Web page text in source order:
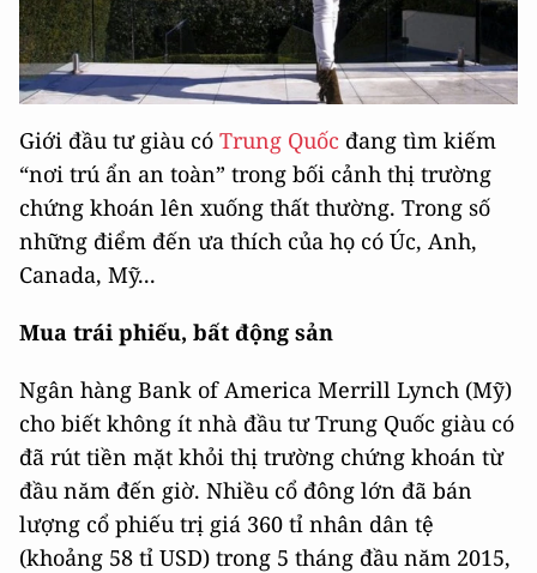
Giới đầu tư giàu có Trung Quốc đang tìm kiếm
“nơi trú ẩn an toàn” trong bối cảnh thị trường
chứng khoán lên xuống thất thường. Trong số
những điểm đến ưa thích của họ có Úc, Anh,
Canada, Mỹ...
Mua trái phiếu, bất động sản
Ngân hàng Bank of America Merrill Lynch (Mỹ)
cho biết không ít nhà đầu tư Trung Quốc giàu có
đã rút tiền mặt khỏi thị trường chứng khoán từ
đầu năm đến giờ. Nhiều cổ đông lớn đã bán
lượng cổ phiếu trị giá 360 tỉ nhân dân tệ
(khoảng 58 tỉ USD) trong 5 tháng đầu năm 2015,